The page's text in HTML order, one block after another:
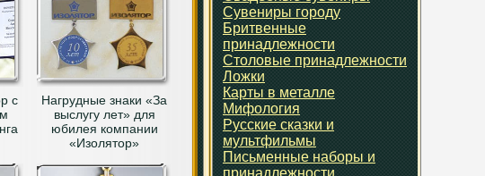
с
Нагрудные знаки «За
выслугу лет» для
юбилея компании
«Изолятор»
Сувениры городу
Бритвенные
принадлежности
Столовые принадлежности
Ложки
Карты в металле
Мифология
Русские сказки и
мультфильмы
Письменные наборы и
принадлежности